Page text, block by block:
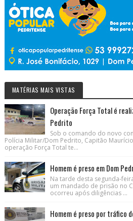
MATÉRIAS MAIS VISTAS
Operação Força Total é
Pedrito
Sob o comando do novo
Polícia Militar/Dom Pedrito, Capitão
operação Força Total te...
Homem é preso em Dom
Na tarde desta segunda-
um mandado de prisão no
ocorreu após diligências ...
Homem é preso por tráfico